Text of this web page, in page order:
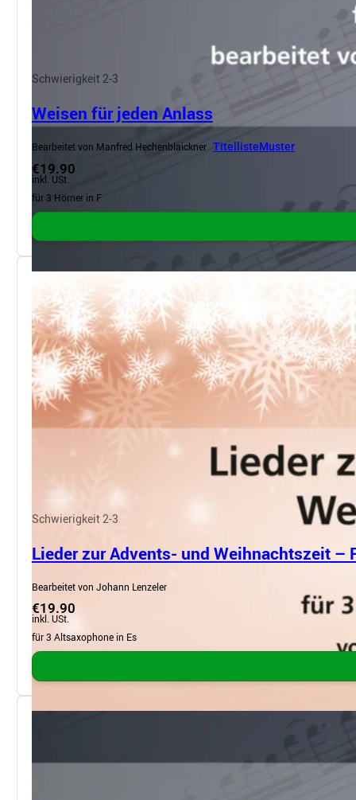
Schwierigkeit 2-3
Weisen für jeden Anlass
Bearbeitet von Manfred Hechenblaickner TitellisteMuster
€19.90
inkl. USt.
für 3 Hörner in F
Schwierigkeit 2-3
Lieder zur Advents- und Weihnachtszeit –
Bearbeitet von Johann Lenzeler
€19.90
inkl. USt.
für 3 Altsaxophone in Es